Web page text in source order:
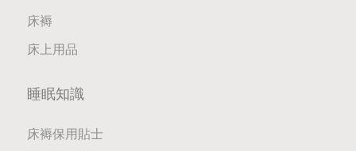
床褥
床上用品
睡眠知識
床褥保用貼士